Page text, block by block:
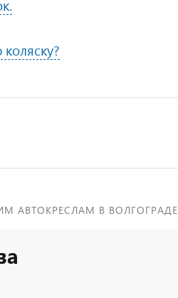
АВТОКРЕСЛАМ В ВОЛГОГРАДЕ